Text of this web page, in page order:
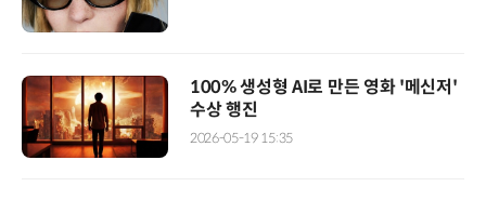
100% 생성형 AI로 만든 영화 '메신저'
수상 행진
2026-05-19 15:35